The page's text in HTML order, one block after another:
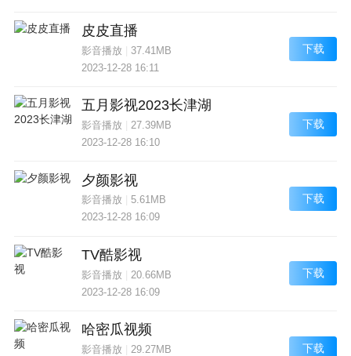
皮皮直播
影音播放
37.41MB
2023-12-28 16:11
下载
五月影视2023长津湖
影音播放
27.39MB
2023-12-28 16:10
下载
夕颜影视
影音播放
5.61MB
2023-12-28 16:09
下载
TV酷影视
影音播放
20.66MB
2023-12-28 16:09
下载
哈密瓜视频
影音播放 29.27MB 下载